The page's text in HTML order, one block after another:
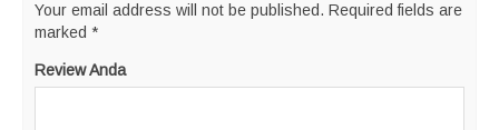
Your email address will not be published. Required fields are
marked *
Review Anda